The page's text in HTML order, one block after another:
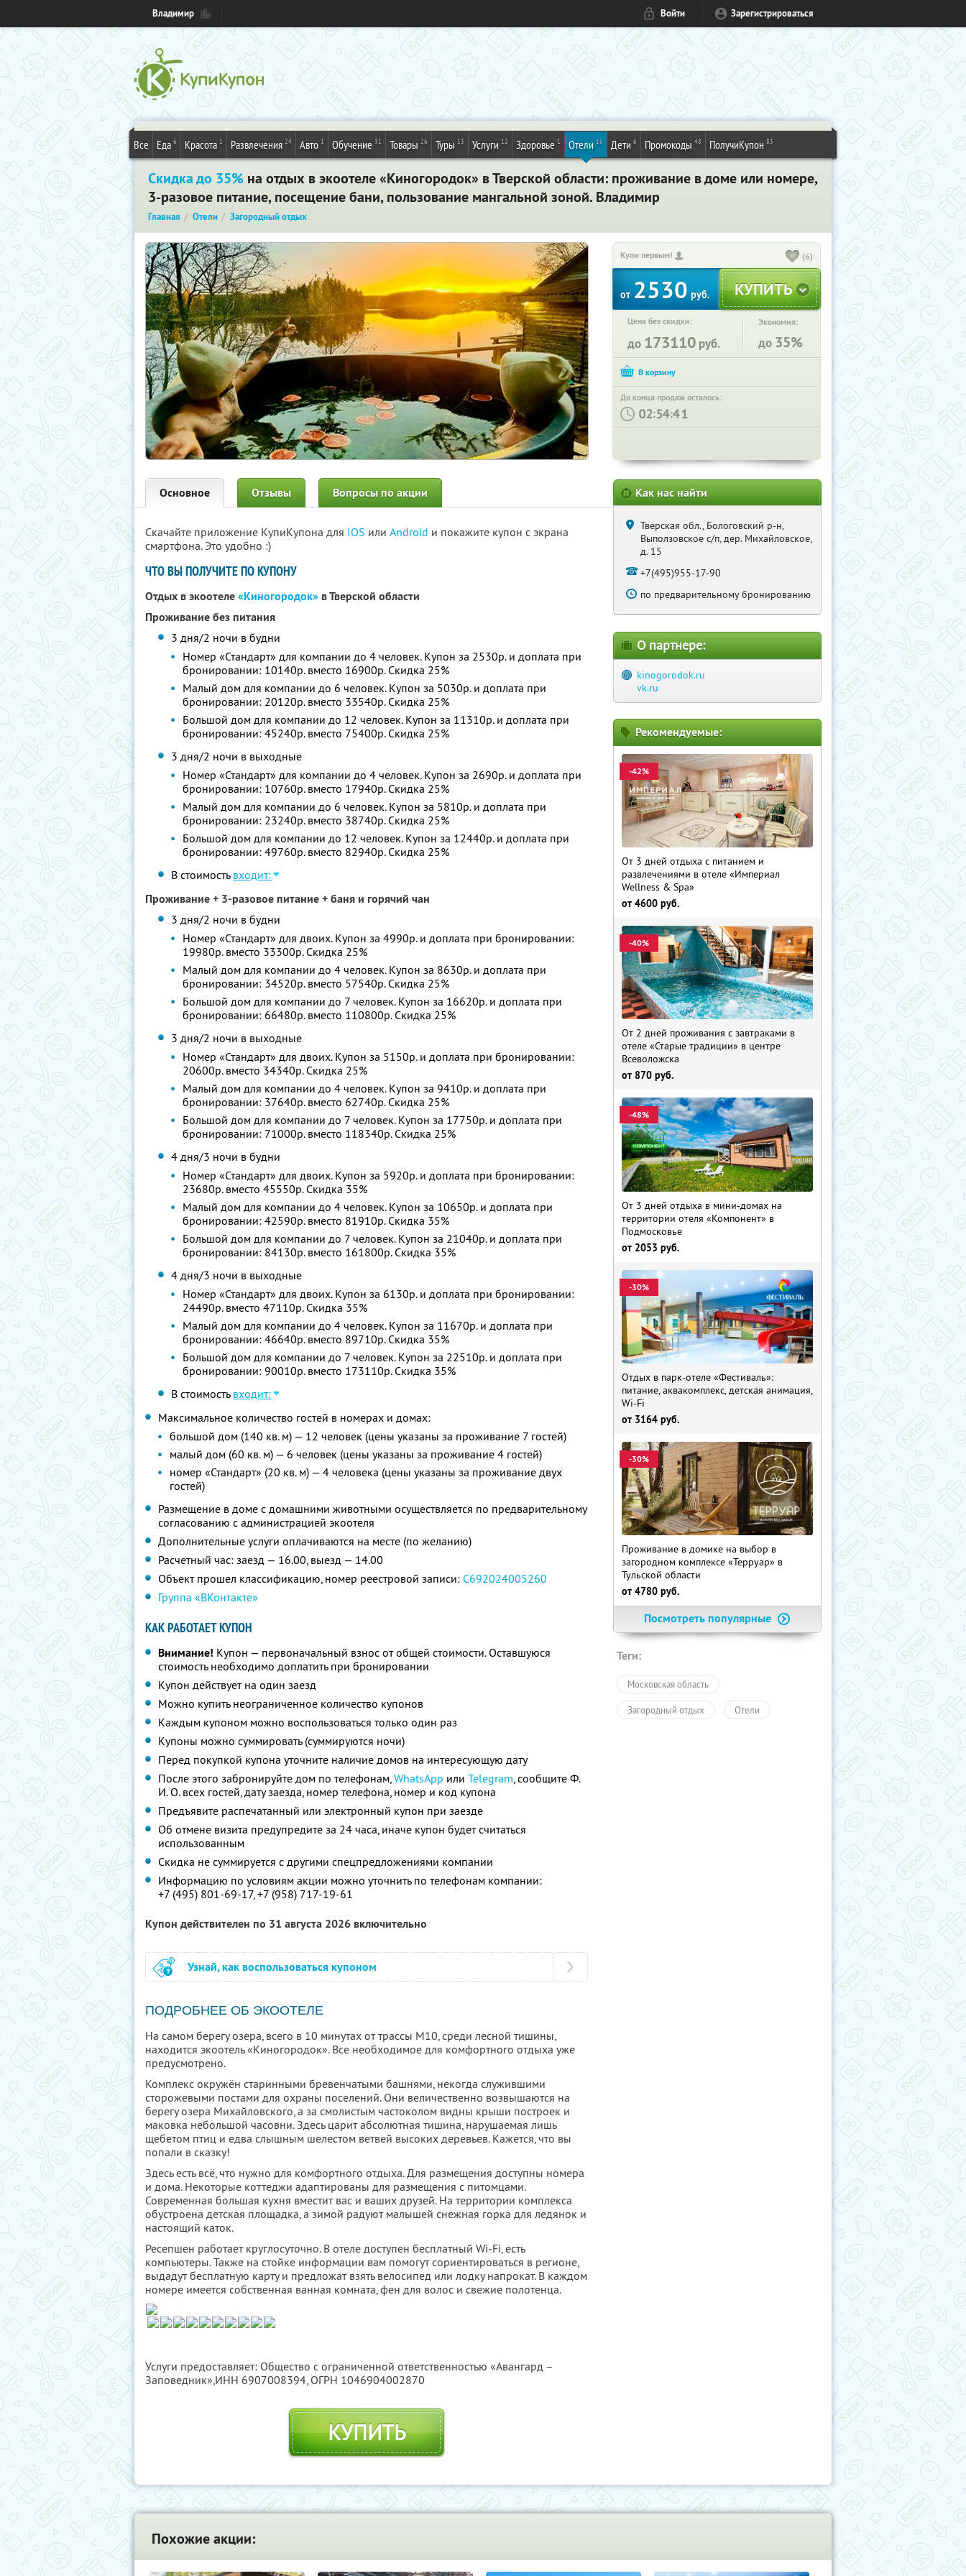
Владимир Войти Зарегистрироваться
Все Еда 6 Красота 1 Развлечения 24 Авто 1 Обучение 31 Товары 26 Туры 13 Услуги 12 Здоровье 1 Отели 16 Дети 6 Промокоды 48 ПолучиКупон 83
Скидка до 35% на отдых в экоотеле «Киногородок» в Тверской области: проживание в доме или номере,
3-разовое питание, посещение бани, пользование мангальной зоной. Владимир
Главная Отели Загородный отдых
Купи первым! (6)
от 2530 руб.
Цена без скидки:
до 173110 руб.
Экономия:
до 35%
До конца продаж осталось:
: :
Основное Отзывы Вопросы по акции
Скачайте приложение КупиКупона для IOS или Android и покажите купон с экрана
смартфона. Это удобно :)
ЧТО ВЫ ПОЛУЧИТЕ ПО КУПОНУ
Отдых в экоотеле«Киногородок» в Тверской области
Проживание без питания
3 дня/2 ночи в будни
Номер «Стандарт» для компании до 4 человек. Купон за 2530р. и доплата при
бронировании: 10140р. вместо 16900р. Скидка 25%
Малый дом для компании до 6 человек. Купон за 5030р. и доплата при
бронировании: 20120р. вместо 33540р. Скидка 25%
Большой дом для компании до 12 человек. Купон за 11310р. и доплата при
бронировании: 45240р. вместо 75400р. Скидка 25%
3 дня/2 ночи в выходные
Номер «Стандарт» для компании до 4 человек. Купон за 2690р. и доплата при
бронировании: 10760р. вместо 17940р. Скидка 25%
Малый дом для компании до 6 человек. Купон за 5810р. и доплата при
бронировании: 23240р. вместо 38740р. Скидка 25%
Большой дом для компании до 12 человек. Купон за 12440р. и доплата при
бронировании: 49760р. вместо 82940р. Скидка 25%
В стоимость входит:
Проживание + 3-разовое питание + баня и горячий чан
3 дня/2 ночи в будни
Номер «Стандарт» для двоих. Купон за 4990р. и доплата при бронировании:
19980р. вместо 33300р. Скидка 25%
Малый дом для компании до 4 человек. Купон за 8630р. и доплата при
бронировании: 34520р. вместо 57540р. Скидка 25%
Большой дом для компании до 7 человек. Купон за 16620р. и доплата при
бронировании: 66480р. вместо 110800р. Скидка 25%
3 дня/2 ночи в выходные
Номер «Стандарт» для двоих. Купон за 5150р. и доплата при бронировании:
20600р. вместо 34340р. Скидка 25%
Малый дом для компании до 4 человек. Купон за 9410р. и доплата при
бронировании: 37640р. вместо 62740р. Скидка 25%
Большой дом для компании до 7 человек. Купон за 17750р. и доплата при
бронировании: 71000р. вместо 118340р. Скидка 25%
4 дня/3 ночи в будни
Номер «Стандарт» для двоих. Купон за 5920р. и доплата при бронировании:
23680р. вместо 45550р. Скидка 35%
Малый дом для компании до 4 человек. Купон за 10650р. и доплата при
бронировании: 42590р. вместо 81910р. Скидка 35%
Большой дом для компании до 7 человек. Купон за 21040р. и доплата при
бронировании: 84130р. вместо 161800р. Скидка 35%
4 дня/3 ночи в выходные
Номер «Стандарт» для двоих. Купон за 6130р. и доплата при бронировании:
24490р. вместо 47110р. Скидка 35%
Малый дом для компании до 4 человек. Купон за 11670р. и доплата при
бронировании: 46640р. вместо 89710р. Скидка 35%
Большой дом для компании до 7 человек. Купон за 22510р. и доплата при
бронировании: 90010р. вместо 173110р. Скидка 35%
В стоимость входит:
Максимальное количество гостей в номерах и домах:
большой дом (140 кв. м) — 12 человек (цены указаны за проживание 7 гостей)
малый дом (60 кв. м) — 6 человек (цены указаны за проживание 4 гостей)
номер «Стандарт» (20 кв. м) — 4 человека (цены указаны за проживание двух
гостей)
Размещение в доме с домашними животными осуществляется по предварительному
согласованию с администрацией экоотеля
Дополнительные услуги оплачиваются на месте (по желанию)
Расчетный час: заезд — 16.00, выезд — 14.00
Объект прошел классификацию, номер реестровой записи: С692024005260
Группа «ВКонтакте»
КАК РАБОТАЕТ КУПОН
Внимание! Купон — первоначальный взнос от общей стоимости. Оставшуюся
стоимость необходимо доплатить при бронировании
Купон действует на один заезд
Можно купить неограниченное количество купонов
Каждым купоном можно воспользоваться только один раз
Купоны можно суммировать (суммируются ночи)
Перед покупкой купона уточните наличие домов на интересующую дату
После этого забронируйте дом по телефонам,WhatsApp или Telegram, сообщите Ф.
И. О. всех гостей, дату заезда, номер телефона, номер и код купона
Предъявите распечатанный или электронный купон при заезде
Об отмене визита предупредите за 24 часа, иначе купон будет считаться
использованным
Скидка не суммируется с другими спецпредложениями компании
Информацию по условиям акции можно уточнить по телефонам компании:
+7 (495) 801-69-17, +7 (958) 717-19-61
Купон действителен по 31 августа 2026 включительно
Узнай, как воспользоваться купоном
ПОДРОБНЕЕ ОБ ЭКООТЕЛЕ
На самом берегу озера, всего в 10 минутах от трассы М10, среди лесной тишины,
находится экоотель «Киногородок». Все необходимое для комфортного отдыха уже
предусмотрено.
Комплекс окружён старинными бревенчатыми башнями, некогда служившими
сторожевыми постами для охраны поселений. Они величественно возвышаются на
берегу озера Михайловского, а за смолистым частоколом видны крыши построек и
маковка небольшой часовни. Здесь царит абсолютная тишина, нарушаемая лишь
щебетом птиц и едва слышным шелестом ветвей высоких деревьев. Кажется, что вы
попали в сказку!
Здесь есть всё, что нужно для комфортного отдыха. Для размещения доступны номера
и дома. Некоторые коттеджи адаптированы для размещения с питомцами.
Современная большая кухня вместит вас и ваших друзей. На территории комплекса
обустроена детская площадка, а зимой радуют малышей снежная горка для ледянок и
настоящий каток.
Ресепшен работает круглосуточно. В отеле доступен бесплатный Wi-Fi, есть
компьютеры. Также на стойке информации вам помогут сориентироваться в регионе,
выдадут бесплатную карту и предложат взять велосипед или лодку напрокат. В каждом
номере имеется собственная ванная комната, фен для волос и свежие полотенца.
Услуги предоставляет: Общество с ограниченной ответственностью «Авангард –
Заповедник»,ИНН 6907008394, ОГРН 1046904002870
КУПИТЬ
Как нас найти
Тверская обл., Бологовский р-н,
Выползовское с/п, дер. Михайловское,
д. 15
+7(495)955-17-90
по предварительному бронированию
О партнере:
kinogorodok.ru
vk.ru
Рекомендуемые:
-42%
От 3 дней отдыха с питанием и
развлечениями в отеле «Империал
Wellness & Spa»
от 4600 руб.
-40%
От 2 дней проживания с завтраками в
отеле «Старые традиции» в центре
Всеволожска
от 870 руб.
-48%
От 3 дней отдыха в мини-домах на
территории отеля «Компонент» в
Подмосковье
от 2053 руб.
-30%
Отдых в парк-отеле «Фестиваль»:
питание, аквакомплекс, детская анимация,
Wi-Fi
от 3164 руб.
-30%
Проживание в домике на выбор в
загородном комплексе «Терруар» в
Тульской области
от 4780 руб.
Посмотреть популярные
Теги:
Московская область
Загородный отдых Отели
Похожие акции: